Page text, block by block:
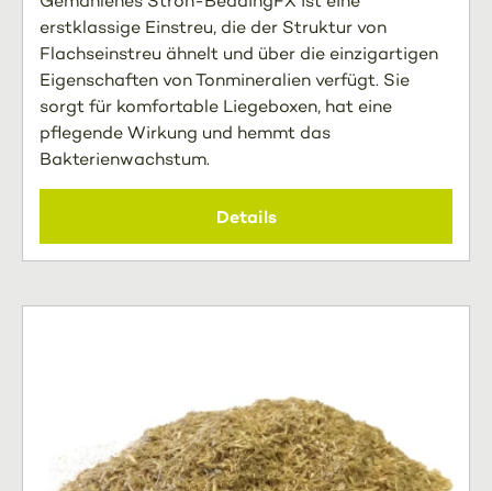
erstklassige Einstreu, die der Struktur von
Flachseinstreu ähnelt und über die einzigartigen
Eigenschaften von Tonmineralien verfügt. Sie
sorgt für komfortable Liegeboxen, hat eine
pflegende Wirkung und hemmt das
Bakterienwachstum.
Details